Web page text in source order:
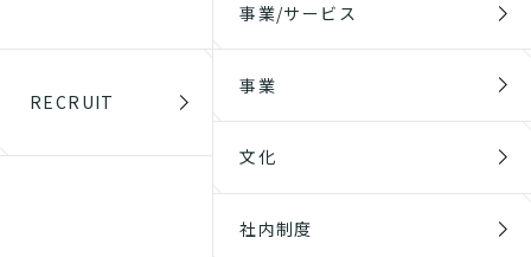
事業/サービス
RECRUIT
事業
文化
社内制度